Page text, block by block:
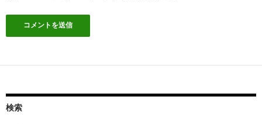
検索